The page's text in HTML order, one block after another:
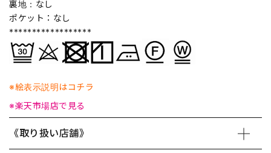
裏地：なし
ポケット：なし
******************
※絵表示説明はコチラ
※楽天市場店で見る
《取り扱い店舗》